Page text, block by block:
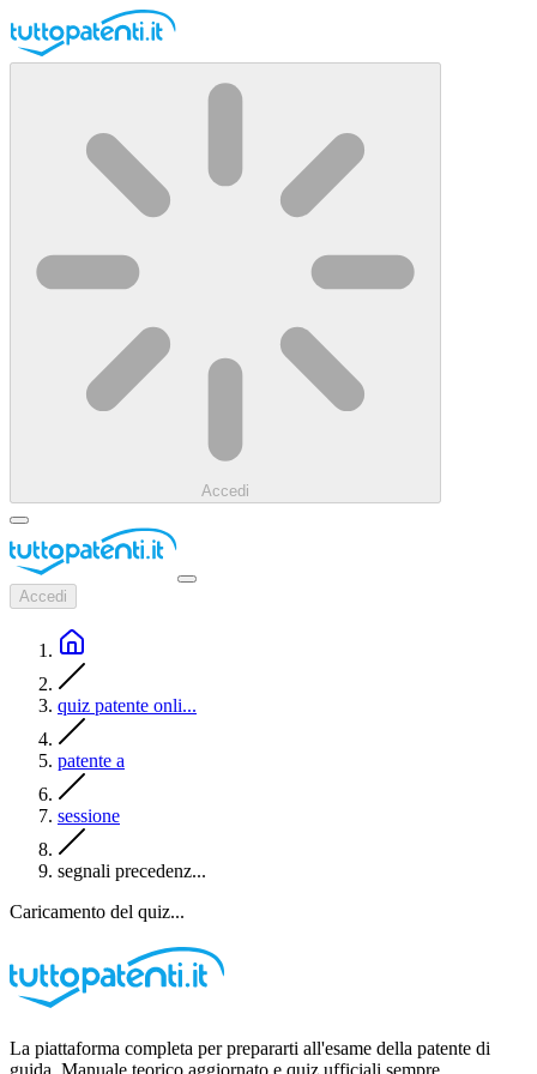
Accedi
Accedi
quiz patente onli...
patente a
sessione
segnali precedenz...
Caricamento del quiz...
La piattaforma completa per prepararti all'esame della patente di
guida. Manuale teorico aggiornato e quiz ufficiali sempre